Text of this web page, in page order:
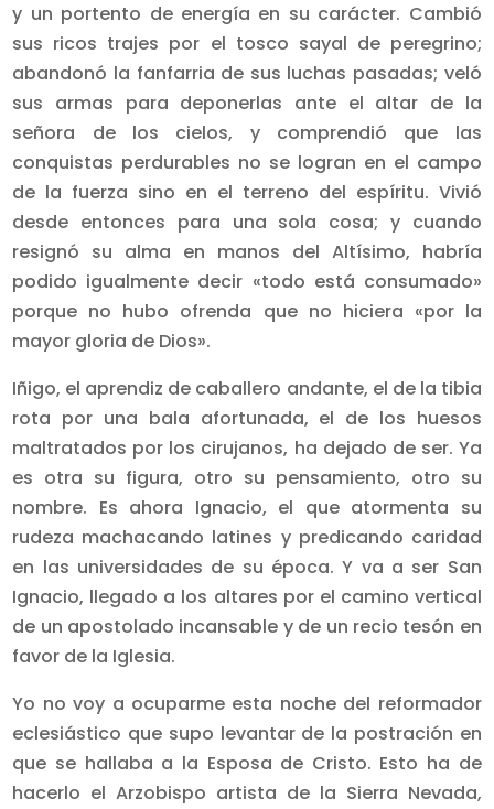
y un portento de energía en su carácter. Cambió
sus ricos trajes por el tosco sayal de peregrino;
abandonó la fanfarria de sus luchas pasadas; veló
sus armas para deponerlas ante el altar de la
señora de los cielos, y comprendió que las
conquistas perdurables no se logran en el campo
de la fuerza sino en el terreno del espíritu. Vivió
desde entonces para una sola cosa; y cuando
resignó su alma en manos del Altísimo, habría
podido igualmente decir «todo está consumado»
porque no hubo ofrenda que no hiciera «por la
mayor gloria de Dios».
Iñigo, el aprendiz de caballero andante, el de la tibia
rota por una bala afortunada, el de los huesos
maltratados por los ciru­janos, ha dejado de ser. Ya
es otra su figura, otro su pensamiento, otro su
nombre. Es ahora Ignacio, el que atormenta su
rudeza machacando latines y predicando caridad
en las universidades de su época. Y va a ser San
Ignacio, llegado a los altares por el camino vertical
de un apostolado incansable y de un recio tesón en
favor de la Iglesia.
Yo no voy a ocuparme esta noche del reformador
eclesiástico que supo levantar de la postración en
que se hallaba a la Esposa de Cristo. Esto ha de
hacerlo el Arzobispo artista de la Sierra Nevada,